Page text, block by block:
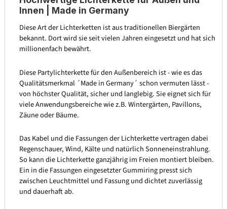
Innen | Made in Germany
Diese Art der Lichterketten ist aus traditionellen Biergärten
bekannt. Dort wird sie seit vielen Jahren eingesetzt und hat sich
millionenfach bewährt.
Diese Partylichterkette für den Außenbereich ist - wie es das
Qualitätsmerkmal ´Made in Germany´ schon vermuten lässt -
von höchster Qualität, sicher und langlebig. Sie eignet sich für
viele Anwendungsbereiche wie z.B. Wintergärten, Pavillons,
Zäune oder Bäume.
Das Kabel und die Fassungen der Lichterkette vertragen dabei
Regenschauer, Wind, Kälte und natürlich Sonneneinstrahlung.
So kann die Lichterkette ganzjährig im Freien montiert bleiben.
Ein in die Fassungen eingesetzter Gummiring presst sich
zwischen Leuchtmittel und Fassung und dichtet zuverlässig
und dauerhaft ab.